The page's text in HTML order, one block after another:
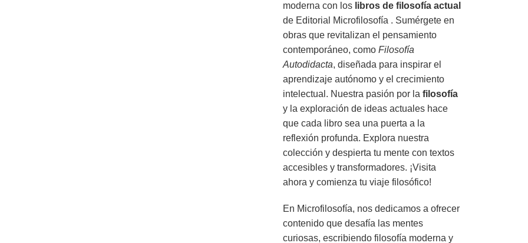
moderna con los libros de filosofía actual
de Editorial Microfilosofía . Sumérgete en
obras que revitalizan el pensamiento
contemporáneo, como Filosofía
Autodidacta, diseñada para inspirar el
aprendizaje autónomo y el crecimiento
intelectual. Nuestra pasión por la filosofía
y la exploración de ideas actuales hace
que cada libro sea una puerta a la
reflexión profunda. Explora nuestra
colección y despierta tu mente con textos
accesibles y transformadores. ¡Visita
ahora y comienza tu viaje filosófico!
En Microfilosofía, nos dedicamos a ofrecer
contenido que desafía las mentes
curiosas, escribiendo filosofía moderna y